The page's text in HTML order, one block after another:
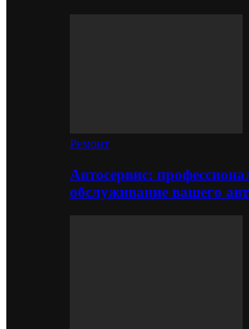
Ремонт
Автосервис:
обслуживание вашего